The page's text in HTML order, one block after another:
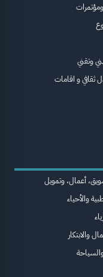
وتقني
ثقافي و اقامات
أعمال، وتمويل
والأحياء
والابتكار